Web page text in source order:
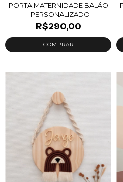
PORTA MATERNIDADE BALÃO
- PERSONALIZADO
R$290,00